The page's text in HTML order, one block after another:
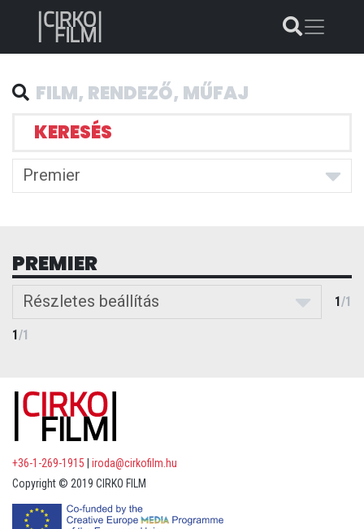
KERESÉS
Premier
PREMIER
Részletes beállítás 1/1
1/1
+36-1-269-1915
iroda@cirkofilm.hu
Copyright © 2019 CIRKO FILM